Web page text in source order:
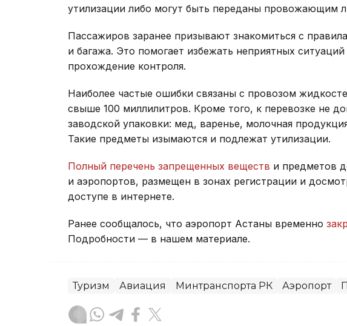
утилизации либо могут быть переданы провожающим
Пассажиров заранее призывают знакомиться с
и багажа. Это помогает избежать неприятных
прохождение контроля.
Наиболее частые ошибки связаны с провозом
свыше 100 миллилитров. Кроме того, к перевозке не
заводской упаковки: мед, варенье, молочная
Такие предметы изымаются и подлежат утилизации.
Полный перечень запрещенных веществ и предметов
и аэропортов, размещен в зонах регистрации и
доступе в интернете.
Ранее сообщалось, что аэропорт Астаны временно
Подробности — в нашем материале.
Туризм Авиация Минтранспорта РК Аэропорт